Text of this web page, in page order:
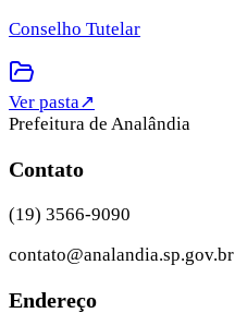
Conselho Tutelar
Ver pasta↗
Prefeitura de Analândia
Contato
(19) 3566-9090
contato@analandia.sp.gov.br
Endereço